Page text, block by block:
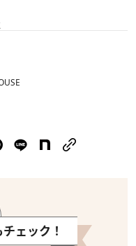
ェック！